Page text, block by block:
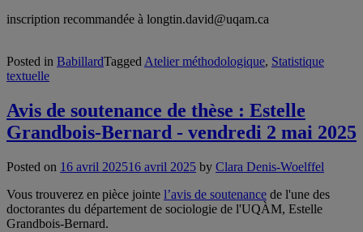
inscription recommandée à longtin.david@uqam.ca
Posted in BabillardTagged Atelier méthodologique, Statistique
textuelle
Avis de soutenance de thèse : Estelle
Grandbois-Bernard - vendredi 2 mai 2025
Posted on 16 avril 202516 avril 2025 by Clara Denis-Woelffel
Vous trouverez en pièce jointe l’avis de soutenance de l'une des
doctorantes du département de sociologie de l'UQÀM, Estelle
Grandbois-Bernard.